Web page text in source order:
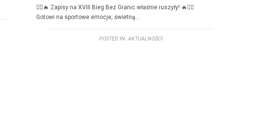
🏃‍♂️🔥 Zapisy na XVIII Bieg Bez Granic właśnie ruszyły! 🔥🏃‍♀️
Gotowi na sportowe emoc­je, świetną…
POSTED IN: AKTUALNOŚCI